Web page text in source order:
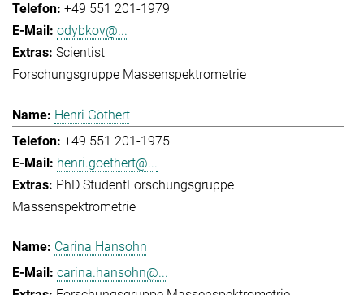
+49 551 201-1979
odybkov@...
Scientist
Forschungsgruppe Massenspektrometrie
Henri Göthert
+49 551 201-1975
henri.goethert@...
PhD StudentForschungsgruppe
Massenspektrometrie
Carina Hansohn
carina.hansohn@...